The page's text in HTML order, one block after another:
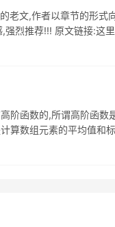
文,作者以章节的形
烈推荐!!! 原文链接:这
函数的,所谓高阶函数
算数组元素的平均值